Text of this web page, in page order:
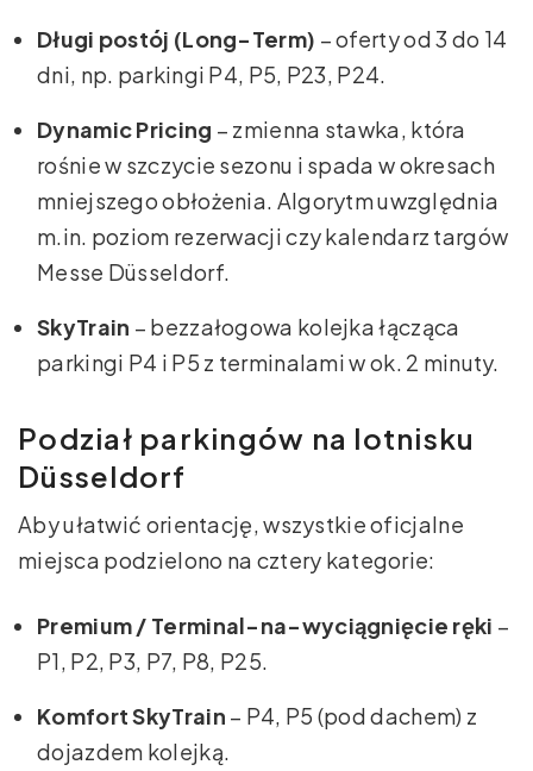
Długi postój (Long-Term) – oferty od 3 do 14
dni, np. parkingi P4, P5, P23, P24.
Dynamic Pricing – zmienna stawka, która
rośnie w szczycie sezonu i spada w okresach
mniejszego obłożenia. Algorytm uwzględnia
m.in. poziom rezerwacji czy kalendarz targów
Messe Düsseldorf.
SkyTrain – bezzałogowa kolejka łącząca
parkingi P4 i P5 z terminalami w ok. 2 minuty.
Podział parkingów na lotnisku
Düsseldorf
Aby ułatwić orientację, wszystkie oficjalne
miejsca podzielono na cztery kategorie:
Premium / Terminal-na-wyciągnięcie ręki –
P1, P2, P3, P7, P8, P25.
Komfort SkyTrain – P4, P5 (pod dachem) z
dojazdem kolejką.